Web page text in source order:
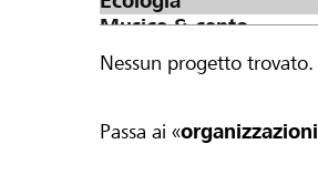
Nessun progetto trovato.
Passa ai «organizzazioni